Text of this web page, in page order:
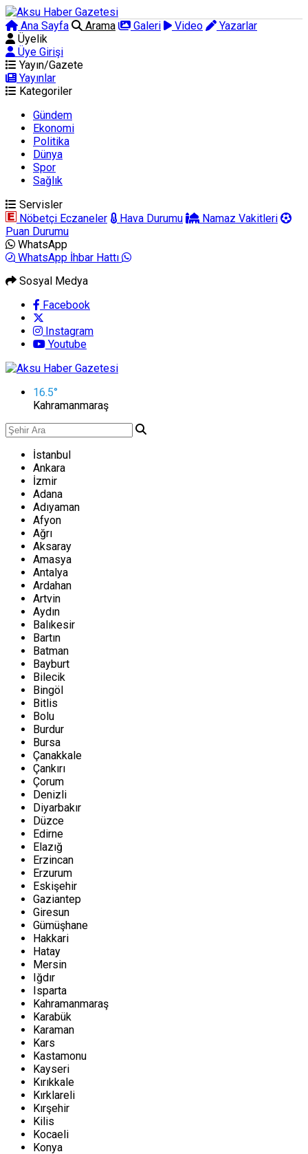
Ana Sayfa Arama Galeri Video
Yazarlar
Üyelik
Üye Girişi
Yayın/Gazete
Yayınlar
Kategoriler
Gündem
Ekonomi
Politika
Dünya
Spor
Sağlık
Servisler
Nöbetçi Eczaneler
Hava Durumu
Namaz Vakitleri
Puan Durumu
WhatsApp
WhatsApp İhbar Hattı
Sosyal Medya
Facebook
Instagram
Youtube
16.5°
Kahramanmaraş
İstanbul
Ankara
İzmir
Adana
Adıyaman
Afyon
Ağrı
Aksaray
Amasya
Antalya
Ardahan
Artvin
Aydın
Balıkesir
Bartın
Batman
Bayburt
Bilecik
Bingöl
Bitlis
Bolu
Burdur
Bursa
Çanakkale
Çankırı
Çorum
Denizli
Diyarbakır
Düzce
Edirne
Elazığ
Erzincan
Erzurum
Eskişehir
Gaziantep
Giresun
Gümüşhane
Hakkari
Hatay
Mersin
Iğdır
Isparta
Kahramanmaraş
Karabük
Karaman
Kars
Kastamonu
Kayseri
Kırıkkale
Kırklareli
Kırşehir
Kilis
Kocaeli
Konya